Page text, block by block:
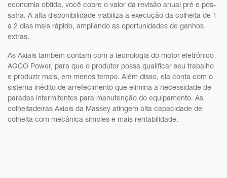
economia obtida, você cobre o valor da revisão anual pré e pós-
safra. A alta disponibilidade viabiliza a execução da colheita de 1
a 2 dias mais rápido, ampliando as oportunidades de ganhos
extras.
As Axiais também contam com a tecnologia do motor eletrônico
AGCO Power, para que o produtor possa qualificar seu trabalho
e produzir mais, em menos tempo. Além disso, ela conta com o
sistema inédito de arrefecimento que elimina a necessidade de
paradas intermitentes para manutenção do equipamento. As
colheitadeiras Axiais da Massey atingem alta capacidade de
colheita com mecânica simples e mais rentabilidade.